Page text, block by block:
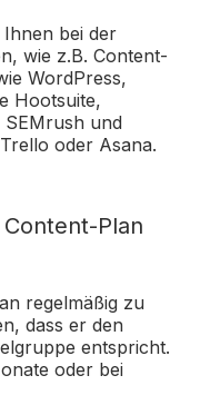
Ihnen bei der
wie z.B. Content-
WordPress,
Hootsuite,
und
oder Asana.
Plan
regelmäßig zu
dass er den
entspricht.
oder bei